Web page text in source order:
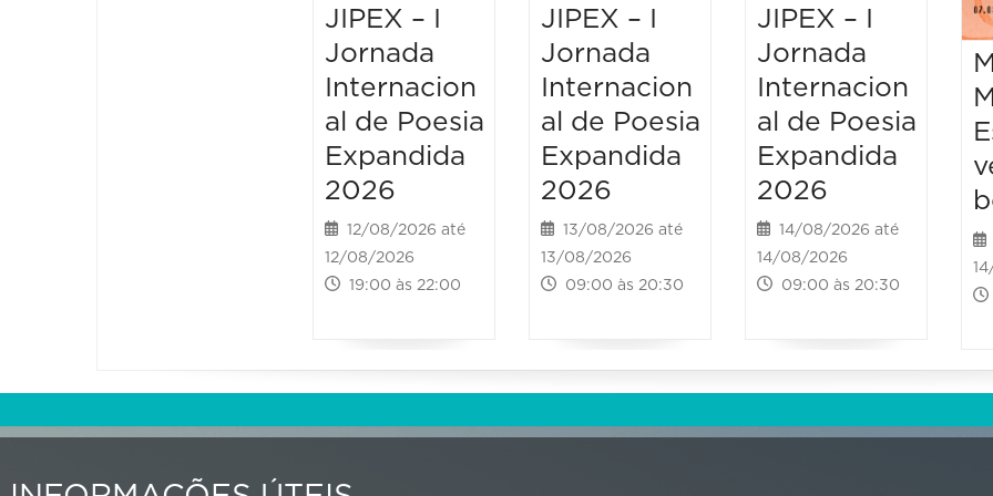
JIPEX – I
Jornada
Internacion
al de Poesia
Expandida
2026
12/08/2026 até
12/08/2026
19:00 às 22:00
JIPEX – I
Jornada
Internacion
al de Poesia
Expandida
2026
13/08/2026 até
13/08/2026
09:00 às 20:30
JIPEX – I
Jornada
Internacion
al de Poesia
Expandida
2026
14/08/2026 até
14/08/2026
09:00 às 20:30